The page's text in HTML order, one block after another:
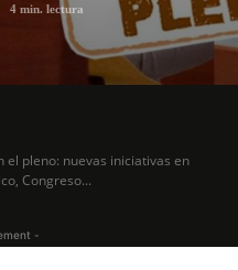
4 min. lectura
el pleno: nuevas iniciativas en
Congreso...
-